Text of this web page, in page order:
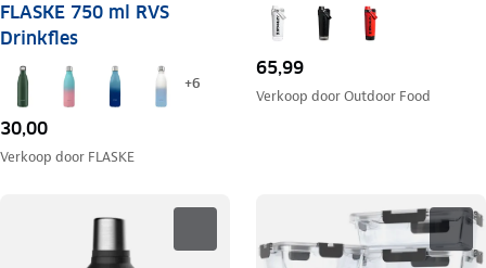
FLASKE 750 ml RVS
Drinkfles
+6
30,00
Verkoop door FLASKE
65,99
Verkoop doorOutdoor Food